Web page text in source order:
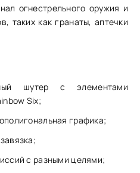
огнестрельного оружия и
таких как гранаты, аптечки
шутер с элементами
Six;
графика;
с разными целями;